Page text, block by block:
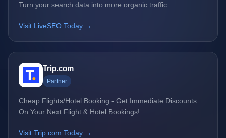
Turn your search data into more organic traffic
Visit LiveSEO Today →
Trip.com
Partner
Cheap Flights/Hotel Booking - Get Immediate Discounts
On Your Next Flight & Hotel Bookings!
Visit Trip.com Today →